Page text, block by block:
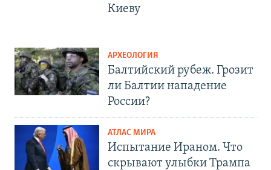
Киеву
АРХЕОЛОГИЯ
Балтийский рубеж. Грозит
ли Балтии нападение
России?
АТЛАС МИРА
Испытание Ираном. Что
скрывают улыбки Трампа